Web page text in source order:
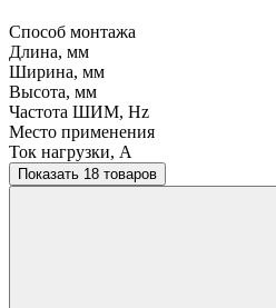
Способ монтажа
Длина, мм
Ширина, мм
Высота, мм
Частота ШИМ, Hz
Место применения
Ток нагрузки, A
Показать 18 товаров